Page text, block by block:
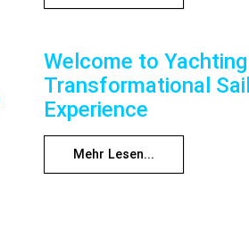
Welcome to
Transformational
Experience
Mehr Lesen...